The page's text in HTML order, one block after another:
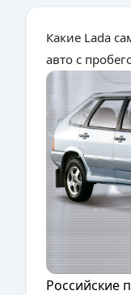
Какие Lada
авто с
Российские